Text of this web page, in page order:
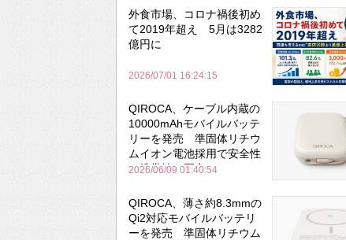
外食市場、コロナ禍後初め
て2019年超え 5月は3282
億円に
2026/07/01 16:24:15
QIROCA、ケーブル内蔵の
10000mAhモバイルバッテ
リーを発売 準固体リチウ
ムイオン電池採用で安全性
と携帯性を両立
2026/06/09 01:40:54
QIROCA、薄さ約8.3mmの
Qi2対応モバイルバッテリ
ーを発売 準固体リチウム